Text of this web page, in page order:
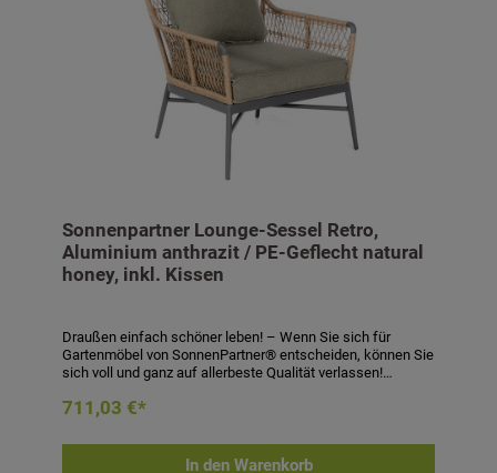
Sonnenpartner Lounge-Sessel Retro,
Aluminium anthrazit / PE-Geflecht natural
honey, inkl. Kissen
Draußen einfach schöner leben! – Wenn Sie sich für
Gartenmöbel von SonnenPartner® entscheiden, können Sie
sich voll und ganz auf allerbeste Qualität verlassen!
handwerklich meisterhafte, technisch perfekte und
werden sehen: Die Entscheidung für SonnenPartner® –
und damit für höchste Qualität – zahlt sich schnell aus!
711,03 €*
In den Warenkorb